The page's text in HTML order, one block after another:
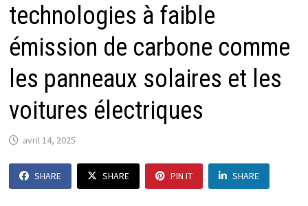
technologies à faible
émission de carbone comme
les panneaux solaires et les
voitures électriques
avril 14, 2025
SHARE SHARE PIN IT SHARE